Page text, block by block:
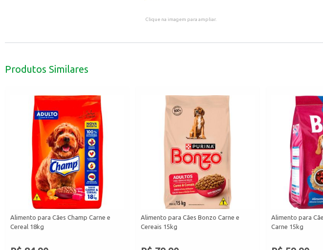
Clique na imagem para ampliar.
Produtos Similares
Alimento para Cães Champ Carne e
Cereal 18kg
Alimento para Cães Bonzo Carne e
Cereais 15kg
Alimento para
Carne 15kg